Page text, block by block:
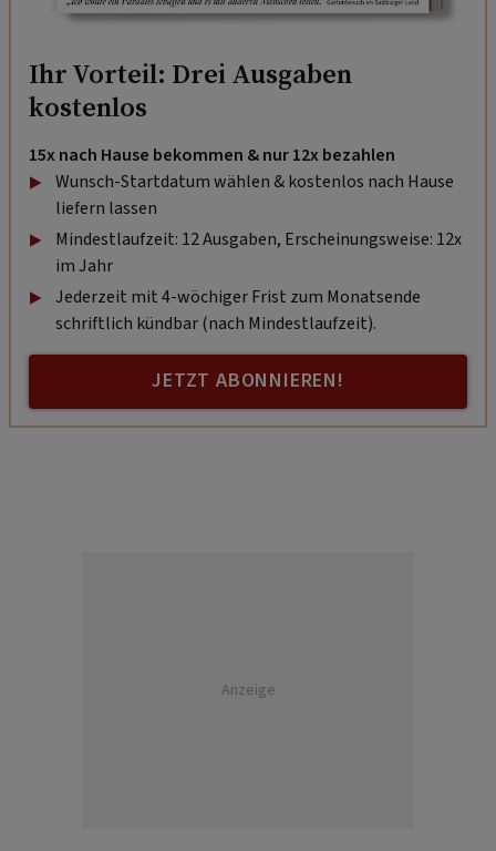
Ihr Vorteil: Drei Ausgaben
kostenlos
15x nach Hause bekommen & nur 12x bezahlen
Wunsch-Startdatum wählen & kostenlos nach Hause
liefern lassen
Mindestlaufzeit: 12 Ausgaben, Erscheinungsweise: 12x
im Jahr
Jederzeit mit 4-wöchiger Frist zum Monatsende
schriftlich kündbar (nach Mindestlaufzeit).
JETZT ABONNIEREN!
Anzeige